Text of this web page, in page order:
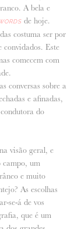
A bela e
de hoje.
costuma ser por
Este
comecem com
conversas sobre a
e afinadas,
do
visão geral, e
campo, um
e muito
As escolhas
se-á de vos
que é um